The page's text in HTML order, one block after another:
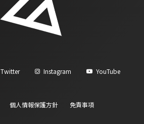
Twitter Instagram YouTube
個人情報保護方針 免責事項